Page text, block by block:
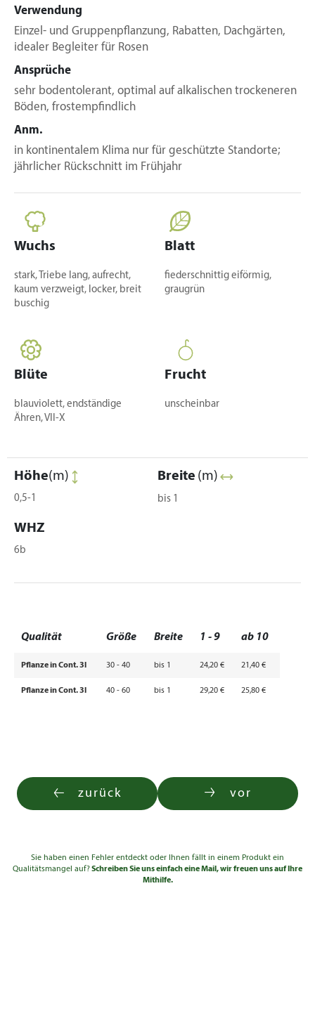
Verwendung
Einzel- und Gruppenpflanzung, Rabatten, Dachgärten,
idealer Begleiter für Rosen
Ansprüche
sehr bodentolerant, optimal auf alkalischen trockeneren
Böden, frostempfindlich
Anm.
in kontinentalem Klima nur für geschützte Standorte;
jährlicher Rückschnitt im Frühjahr
Wuchs
stark, Triebe lang, aufrecht,
kaum verzweigt, locker, breit
buschig
Blatt
fiederschnittig eiförmig,
graugrün
Blüte
blauviolett, endständige
Ähren, VII-X
Frucht
unscheinbar
Höhe(m)
0,5-1
Breite (m)
bis 1
WHZ
6b
Qualität Größe Breite 1 - 9 ab 10
Pflanze in Cont. 3l 30 - 40 bis 1 24,20 € 21,40 €
Pflanze in Cont. 3l 40 - 60 bis 1 29,20 € 25,80 €
zurück vor
Sie haben einen Fehler entdeckt oder Ihnen fällt in einem Produkt ein
Qualitätsmangel auf?Schreiben Sie uns einfach eine Mail, wir freuen uns auf Ihre
Mithilfe.